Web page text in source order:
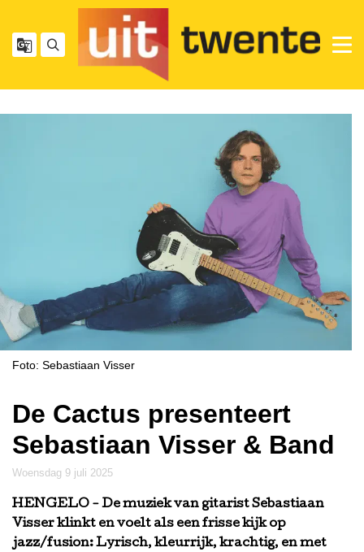
Foto: Sebastiaan Visser
De Cactus presenteert
Sebastiaan Visser & Band
woensdag 9 juli 2025
HENGELO - De muziek van gitarist Sebastiaan
Visser klinkt en voelt als een frisse kijk op
jazz/fusion: Lyrisch, kleurrijk, krachtig, en met